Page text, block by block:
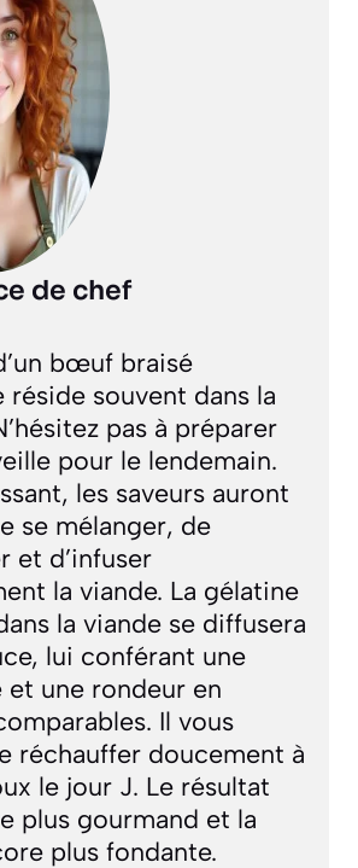
de chef
bœuf braisé
réside souvent dans la
pas à préparer
pour le lendemain.
les saveurs auront
se mélanger, de
et d’infuser
la viande. La gélatine
la viande se diffusera
lui conférant une
une rondeur en
Il vous
réchauffer doucement à
le jour J. Le résultat
plus gourmand et la
plus fondante.